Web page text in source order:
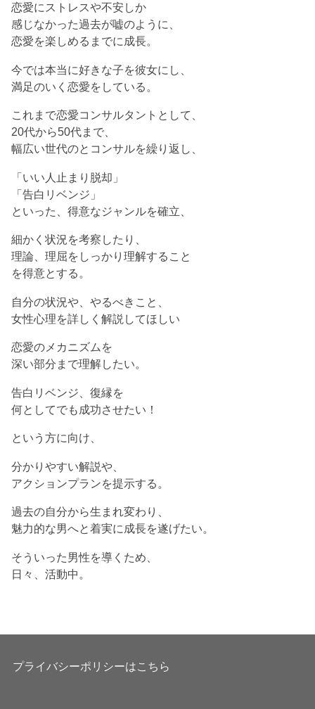
恋愛にストレスや不安しか
感じなかった過去が嘘のように、
恋愛を楽しめるまでに成長。
今では本当に好きな子を彼女にし、
満足のいく恋愛をしている。
これまで恋愛コンサルタントとして、
20代から50代まで、
幅広い世代のとコンサルを繰り返し、
「いい人止まり脱却」
「告白リベンジ」
といった、得意なジャンルを確立、
細かく状況を考察したり、
理論、理屈をしっかり理解すること
を得意とする。
自分の状況や、やるべきこと、
女性心理を詳しく解説してほしい
恋愛のメカニズムを
深い部分まで理解したい。
告白リベンジ、復縁を
何としてでも成功させたい！
という方に向け、
分かりやすい解説や、
アクションプランを提示する。
過去の自分から生まれ変わり、
魅力的な男へと着実に成長を遂げたい。
そういった男性を導くため、
日々、活動中。
プライバシーポリシーはこちら